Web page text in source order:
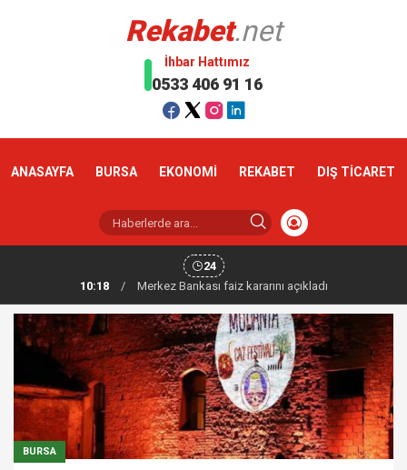
Rekabet.net
İhbar Hattımız
0533 406 91 16
ANASAYFA BURSA EKONOMİ REKABET DIŞ TİCARET
24
10:18
/ Altın haftaya yükselişle başladı
BURSA